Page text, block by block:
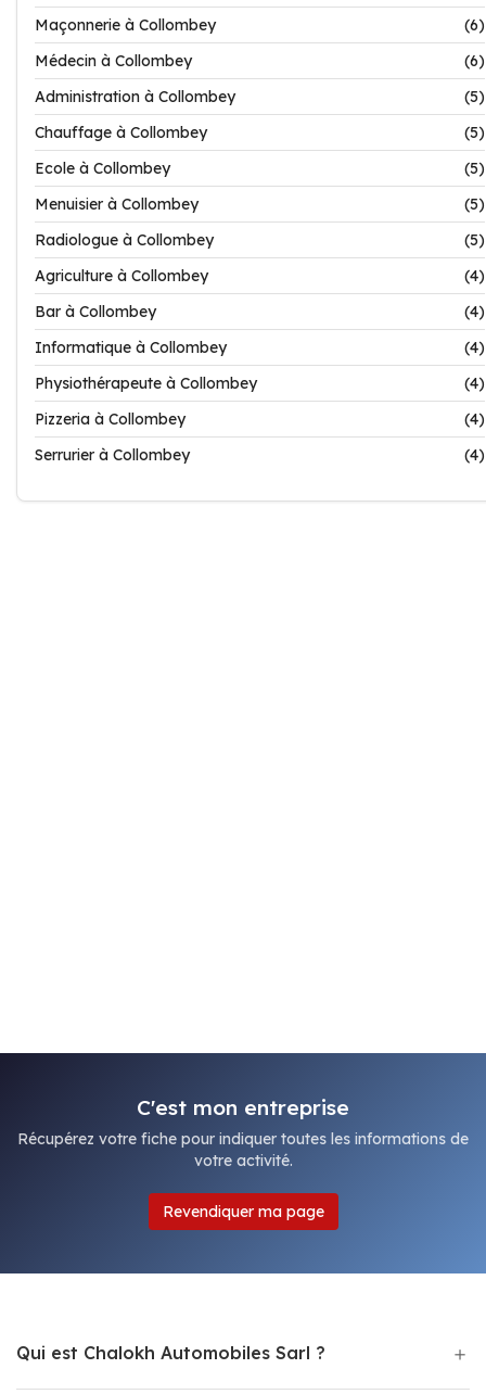
Maçonnerie à Collombey
(6)
Médecin à Collombey
(6)
Administration à Collombey
(5)
Chauffage à Collombey
(5)
Ecole à Collombey
(5)
Menuisier à Collombey
(5)
Radiologue à Collombey
(5)
Agriculture à Collombey
(4)
Bar à Collombey
(4)
Informatique à Collombey
(4)
Physiothérapeute à Collombey
(4)
Pizzeria à Collombey
(4)
Serrurier à Collombey
(4)
C'est mon entreprise
Récupérez votre fiche pour indiquer toutes les informations de
votre activité.
Revendiquer ma page
Qui est Chalokh Automobiles Sarl ?